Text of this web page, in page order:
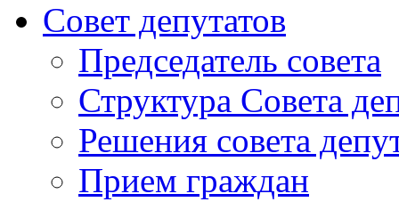
Совет депутатов
Председатель совета
Структура Совета
Решения совета
Прием граждан